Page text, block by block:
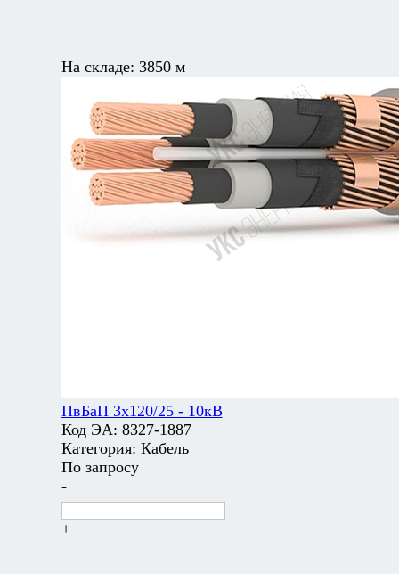
На складе: 3850 м
ПвБаП 3х120/25 - 10кВ
Код ЭА: 8327-1887
Категория: Кабель
По запросу
-
+